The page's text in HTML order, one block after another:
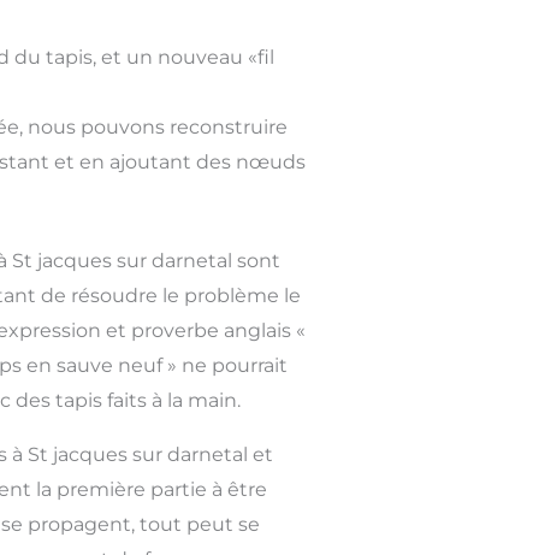
du tapis, et un nouveau «fil
nous pouvons reconstruire
et en ajoutant des nœuds
St jacques sur darnetal sont
de résoudre le problème le
et proverbe anglais «
en sauve neuf » ne pourrait
des tapis faits à la main.
à St jacques sur darnetal et
la première partie à être
propagent, tout peut se